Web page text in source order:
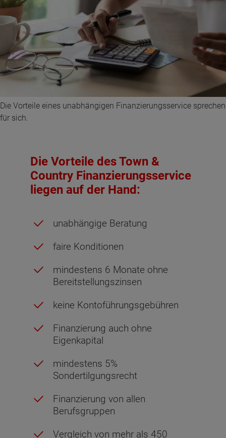
Die Vorteile eines unabhängigen Finanzierungsservice sprechen
für sich.
Die Vorteile des Town &
Country Finanzierungsservice
liegen auf der Hand:
unabhängige Beratung
faire Konditionen
mindestens 6 Monate ohne
Bereitstellungszinsen
keine Kontoführungsgebühren
Finanzierung auch ohne
Eigenkapital
mindestens 5%
Sondertilgungsrecht
Finanzierung von allen
Berufsgruppen
Vergleich von mehr als 450